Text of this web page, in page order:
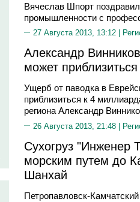
Вячеслав Шпорт
промышленности с
27 Августа 2013, 13:12 |
Александр
может
Ущерб от паводка в
приблизиться к 4
региона Александр
26 Августа 2013, 21:48 |
Сухогруз "Инженер
морским путем до
Шанхай
Петропавловск-